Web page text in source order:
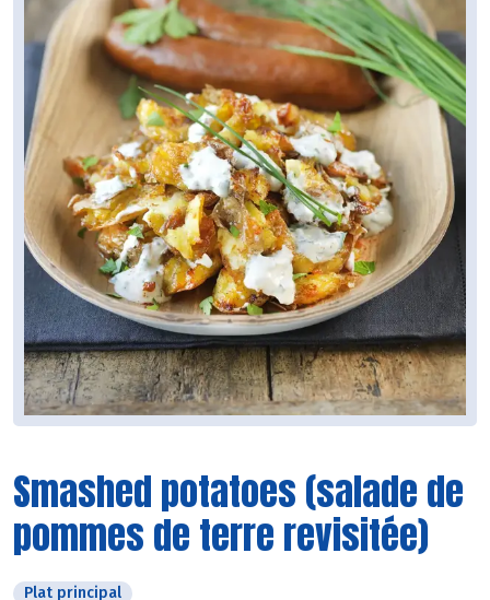
Smashed potatoes (salade de
pommes de terre revisitée)
Plat principal